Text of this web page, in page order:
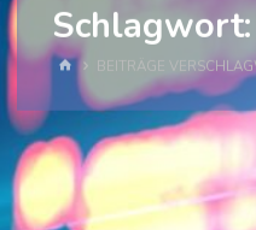
Schlagwort:
STARTBEITRÄGE